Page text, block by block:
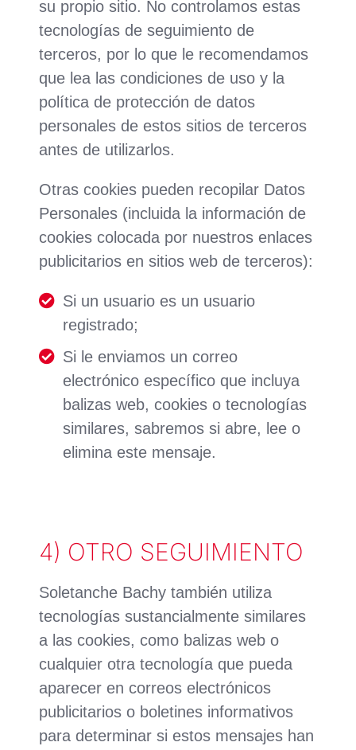
su propio sitio. No controlamos estas
tecnologías de seguimiento de
terceros, por lo que le recomendamos
que lea las condiciones de uso y la
política de protección de datos
personales de estos sitios de terceros
antes de utilizarlos.
Otras cookies pueden recopilar Datos
Personales (incluida la información de
cookies colocada por nuestros enlaces
publicitarios en sitios web de terceros):
Si un usuario es un usuario
registrado;
Si le enviamos un correo
electrónico específico que incluya
balizas web, cookies o tecnologías
similares, sabremos si abre, lee o
elimina este mensaje.
4) OTRO SEGUIMIENTO
Soletanche Bachy también utiliza
tecnologías sustancialmente similares
a las cookies, como balizas web o
cualquier otra tecnología que pueda
aparecer en correos electrónicos
publicitarios o boletines informativos
para determinar si estos mensajes han